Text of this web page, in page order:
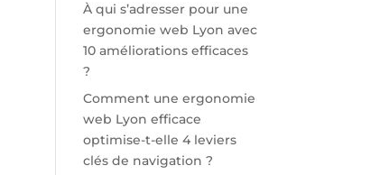
À qui s’adresser pour une
ergonomie web Lyon avec
10 améliorations efficaces
?
Comment une ergonomie
web Lyon efficace
optimise-t-elle 4 leviers
clés de navigation ?